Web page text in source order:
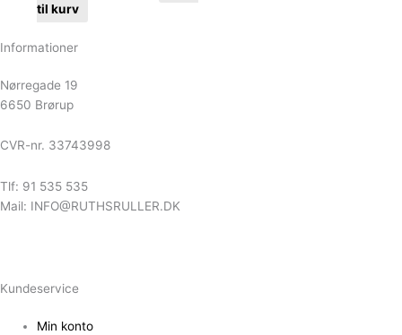
til kurv
Informationer
Nørregade 19
6650 Brørup
CVR-nr. 33743998
Tlf: 91 535 535
Mail: INFO@RUTHSRULLER.DK
Kundeservice
Min konto